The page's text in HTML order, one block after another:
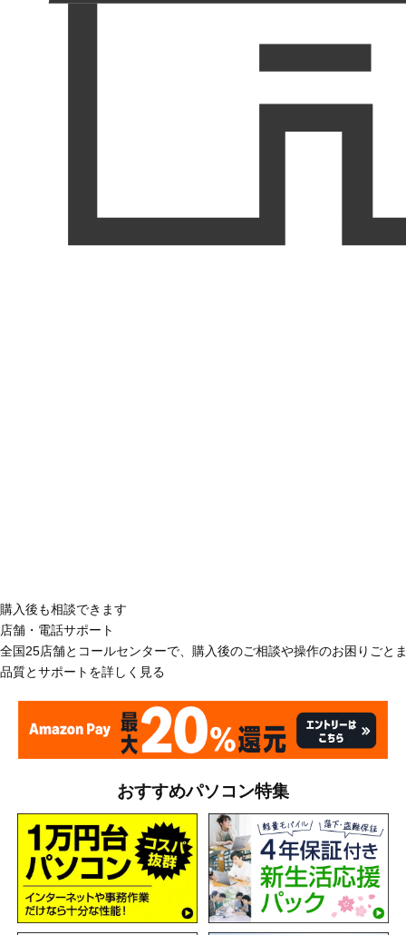
購入後も相談できます
店舗・電話サポート
全国25店舗とコールセンターで、購入後のご相談や操作のお困りごと
品質とサポートを詳しく見る
おすすめパソコン特集